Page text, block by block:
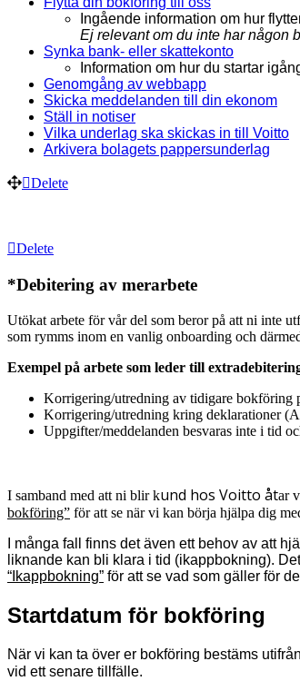
Ingående information om hur
Ej relevant om du inte har någon
Synka bank- eller skattekonto
Information om hur du startar
Genomgång av webbapp
Skicka meddelanden till din ekonom
Ställ in notiser
Vilka underlag ska skickas in till Voitto
Arkivera bolagets pappersunderlag
Delete
Delete
*Debitering av merarbete
Utökat arbete för vår del som beror på att ni inte
som rymms inom en vanlig onboarding och
Exempel på arbete som leder till
Korrigering/utredning av tidigare bokföring
Korrigering/utredning kring deklarationer
Uppgifter/meddelanden besvaras inte i tid
I samband med att ni blir kund hos Voitto åtar
bokföring” för att se när vi kan börja hjälpa dig
I många fall finns det även ett behov av att
liknande kan bli klara i tid (ikappbokning).
“Ikappbokning” för att se vad som gäller för
Startdatum för bokföring
När vi kan ta över er bokföring bestäms
vid ett senare tillfälle.